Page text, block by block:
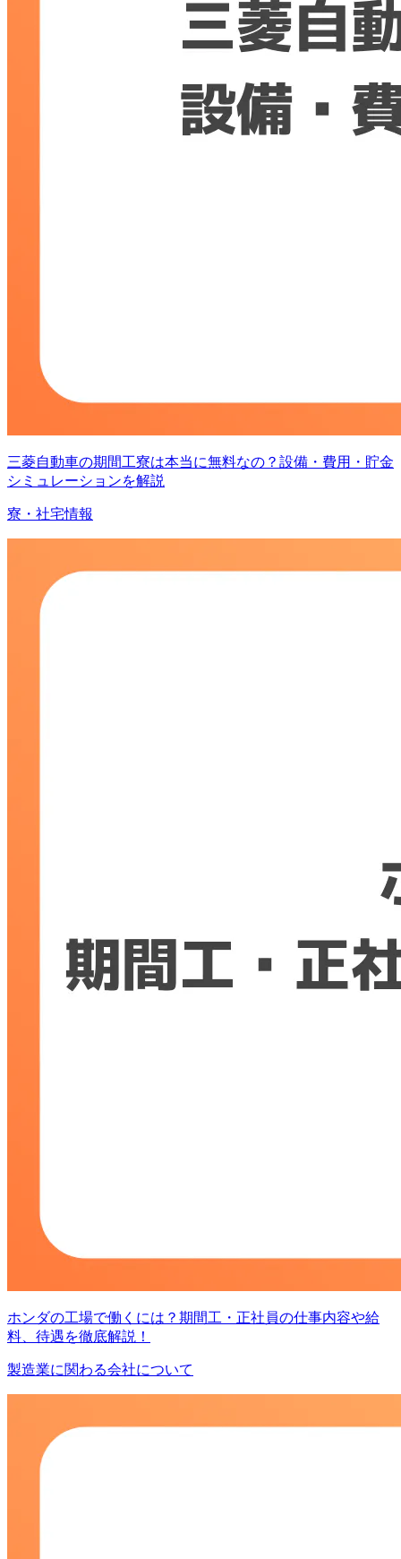
三菱自動車の期間工寮は本当に無料なの？設備・費用・貯金
シミュレーションを解説
寮・社宅情報
ホンダの工場で働くには？期間工・正社員の仕事内容や給
料、待遇を徹底解説！
製造業に関わる会社について